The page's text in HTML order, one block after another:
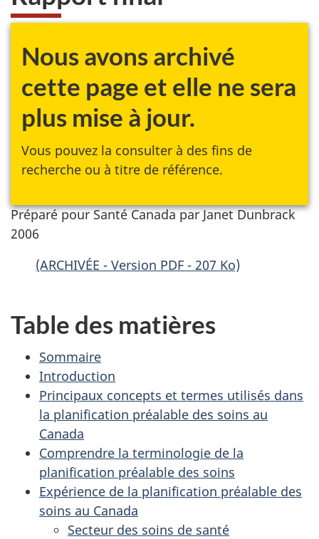
Nous avons archivé
cette page et elle ne sera
plus mise à jour.
Vous pouvez la consulter à des fins de
recherche ou à titre de référence.
Préparé pour Santé Canada par Janet Dunbrack
2006
(ARCHIVÉE - Version PDF - 207 Ko)
Table des matières
Sommaire
Introduction
Principaux concepts et termes utilisés dans
la planification préalable des soins au
Canada
Comprendre la terminologie de la
planification préalable des soins
Expérience de la planification préalable des
soins au Canada
Secteur des soins de santé